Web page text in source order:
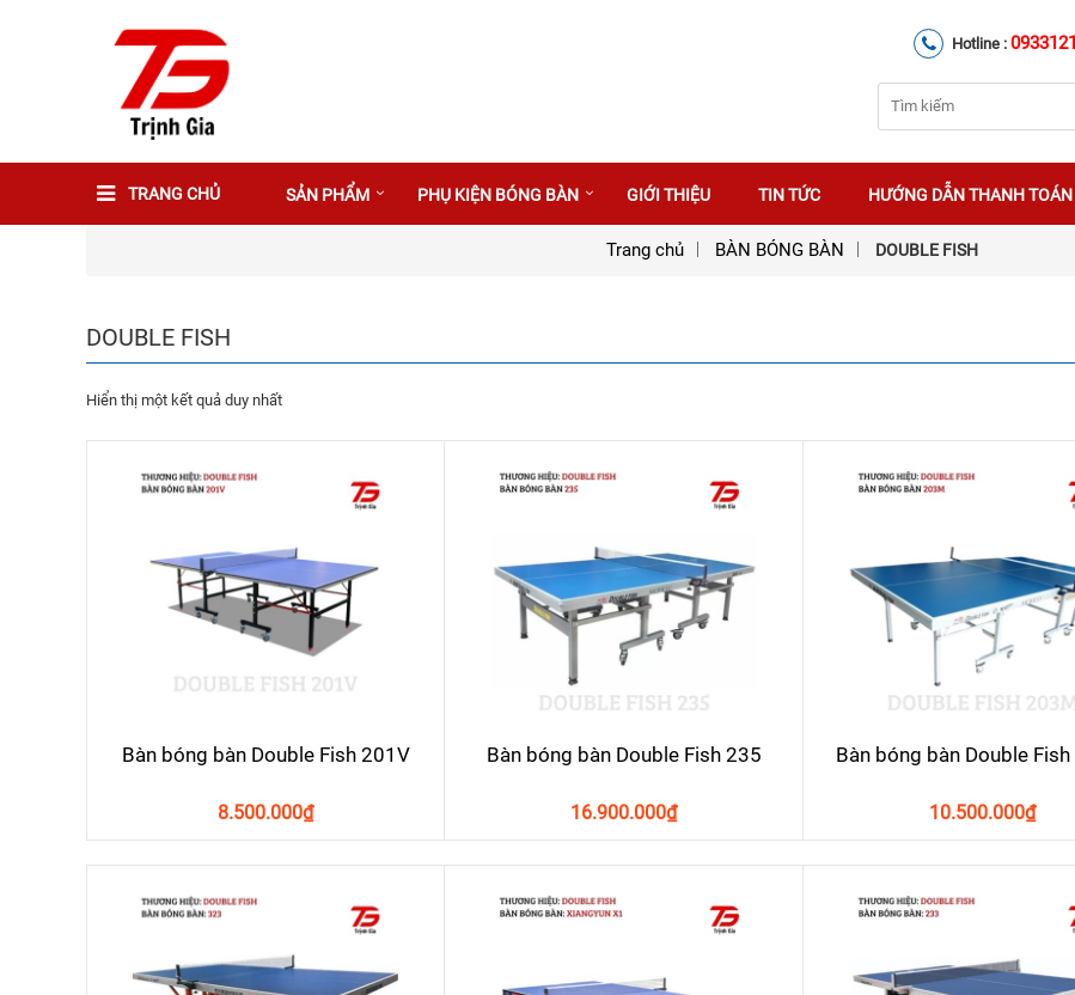
Hotline :
TRANG CHỦ SẢN PHẨM PHỤ KIỆN BÓNG BÀN GIỚI THIỆU TIN TỨC HƯỚNG DẪN THANH TOÁN
Trang chủ BÀN BÓNG BÀN DOUBLE FISH
DOUBLE FISH
Hiển thị một kết quả duy nhất
Bàn bóng bàn Double Fish 201V
₫
8.500.000
Bàn bóng bàn Double Fish 235
₫
16.900.000
Bàn bóng bàn Double
₫
10.500.000